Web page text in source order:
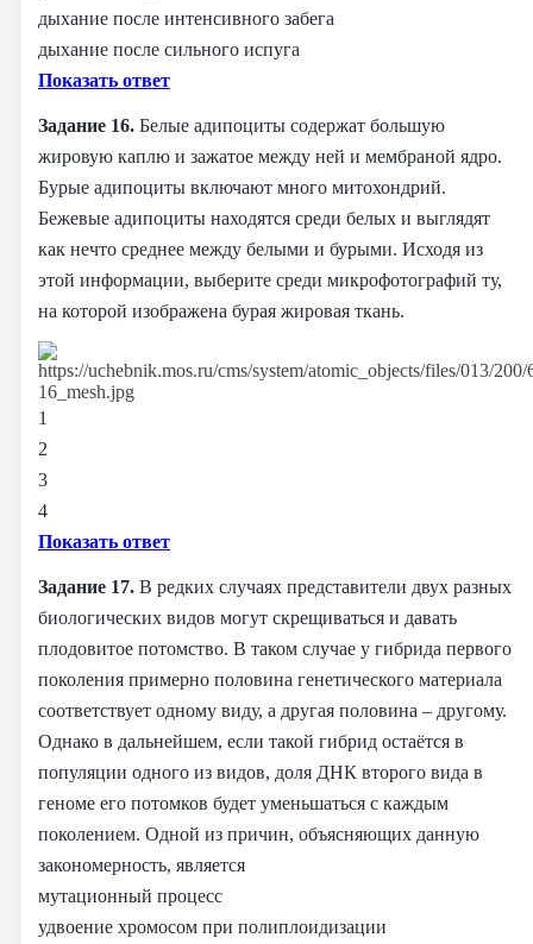
дыхание после интенсивного забега
дыхание после сильного испуга
Показать ответ
Задание 16. Белые адипоциты содержат большую
жировую каплю и зажатое между ней и мембраной ядро.
Бурые адипоциты включают много митохондрий.
Бежевые адипоциты находятся среди белых и выглядят
как нечто среднее между белыми и бурыми. Исходя из
этой информации, выберите среди микрофотографий ту,
на которой изображена бурая жировая ткань.
1
2
3
4
Показать ответ
Задание 17. В редких случаях представители двух разных
биологических видов могут скрещиваться и давать
плодовитое потомство. В таком случае у гибрида первого
поколения примерно половина генетического материала
соответствует одному виду, а другая половина – другому.
Однако в дальнейшем, если такой гибрид остаётся в
популяции одного из видов, доля ДНК второго вида в
геноме его потомков будет уменьшаться с каждым
поколением. Одной из причин, объясняющих данную
закономерность, является
мутационный процесс
удвоение хромосом при полиплоидизации